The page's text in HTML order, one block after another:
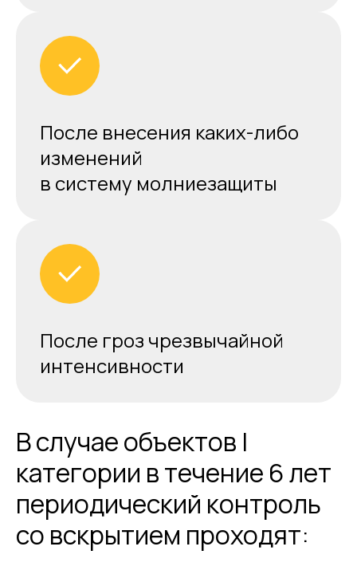
После внесения каких-либо
изменений
в систему молниезащиты
После гроз чрезвычайной
интенсивности
В случае объектов I
категории в течение 6 лет
периодический контроль
со вскрытием проходят: